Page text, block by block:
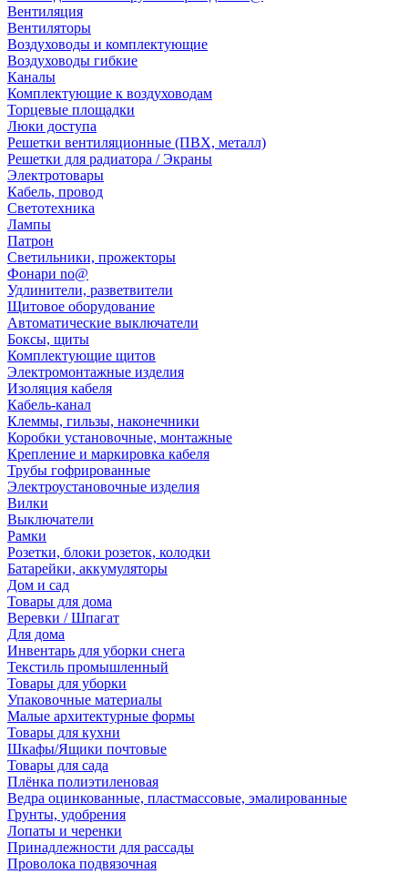
Вентиляция
Вентиляторы
Воздуховоды и комплектующие
Воздуховоды гибкие
Каналы
Комплектующие к воздуховодам
Торцевые площадки
Люки доступа
Решетки вентиляционные (ПВХ, металл)
Решетки для радиатора / Экраны
Электротовары
Кабель, провод
Светотехника
Лампы
Патрон
Светильники, прожекторы
Фонари no@
Удлинители, разветвители
Щитовое оборудование
Автоматические выключатели
Боксы, щиты
Комплектующие щитов
Электромонтажные изделия
Изоляция кабеля
Кабель-канал
Клеммы, гильзы, наконечники
Коробки установочные, монтажные
Крепление и маркировка кабеля
Трубы гофрированные
Электроустановочные изделия
Вилки
Выключатели
Рамки
Розетки, блоки розеток, колодки
Батарейки, аккумуляторы
Дом и сад
Товары для дома
Веревки / Шпагат
Для дома
Инвентарь для уборки снега
Текстиль промышленный
Товары для уборки
Упаковочные материалы
Малые архитектурные формы
Товары для кухни
Шкафы/Ящики почтовые
Товары для сада
Плёнка полиэтиленовая
Ведра оцинкованные, пластмассовые, эмалированные
Грунты, удобрения
Лопаты и черенки
Принадлежности для рассады
Проволока подвязочная